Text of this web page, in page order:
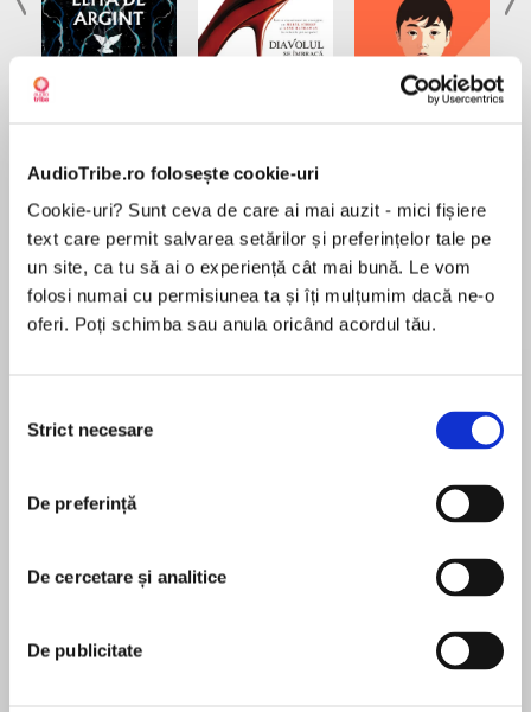
AudioTribe.ro folosește cookie-uri
Cookie-uri? Sunt ceva de care ai mai auzit - mici fișiere
text care permit salvarea setărilor și preferințelor tale pe
un site, ca tu să ai o experiență cât mai bună. Le vom
folosi numai cu permisiunea ta și îți mulțumim dacă ne-o
oferi. Poți schimba sau anula oricând acordul tău.
consimțământului
Strict necesare
De preferință
De cercetare și analitice
De publicitate
Desprecarte
Drawing from historical journals and letters,New
revolutionary friendship with Alexander
sensationHamilton.
Peggy Schuyler has always felt like she’s
the fiery, intelligent Angelica and beautiful,
sweet Eliza. But it’s in the throes of a chaotic
În acest moment nu există recenzii
L. M. Elliott
author of Da Vinci’s Tiger; Under a War-Torn Sky;